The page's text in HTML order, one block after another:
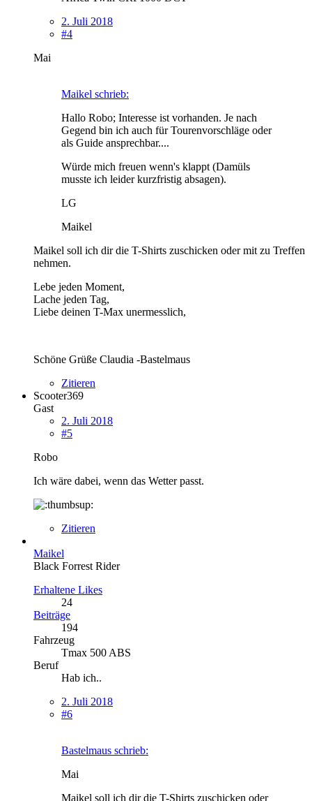
2. Juli 2018
#4
Mai
Maikel schrieb:
Hallo Robo; Interesse ist vorhanden. Je nach
Gegend bin ich auch für Tourenvorschläge oder
als Guide ansprechbar....
Würde mich freuen wenn's klappt (Damüls
musste ich leider kurzfristig absagen).
LG
Maikel
Maikel soll ich dir die T-Shirts zuschicken oder mit zu Treffen
nehmen.
Lebe jeden Moment,
Lache jeden Tag,
Liebe deinen T-Max unermesslich,
Schöne Grüße Claudia -Bastelmaus
Zitieren
Scooter369
Gast
2. Juli 2018
#5
Robo
Ich wäre dabei, wenn das Wetter passt.
Zitieren
Maikel
Black Forrest Rider
Erhaltene Likes
24
Beiträge
194
Fahrzeug
Tmax 500 ABS
Beruf
Hab ich..
2. Juli 2018
#6
Bastelmaus schrieb:
Mai
Maikel soll ich dir die T-Shirts zuschicken oder